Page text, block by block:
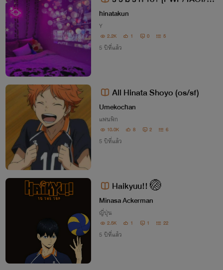
y's Love]
hinatakun
Y
2.2K 1 0 5
5 ปีที่แล้ว
All Hinata Shoyo (os/sf)
Umekochan
แฟนฟิก
10.0K 8 2 6
5 ปีที่แล้ว
Haikyuu!! 🏐
Minasa Ackerman
ญี่ปุ่น
2.5K 1 1 22
5 ปีที่แล้ว